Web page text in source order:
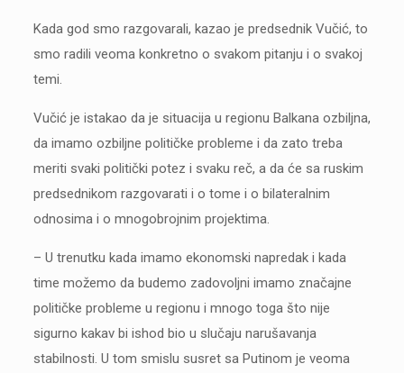
Kada god smo razgovarali, kazao je predsednik Vučić, to
smo radili veoma konkretno o svakom pitanju i o svakoj
temi.
Vučić je istakao da je situacija u regionu Balkana ozbiljna,
da imamo ozbiljne političke probleme i da zato treba
meriti svaki politički potez i svaku reč, a da će sa ruskim
predsednikom razgovarati i o tome i o bilateralnim
odnosima i o mnogobrojnim projektima.
– U trenutku kada imamo ekonomski napredak i kada
time možemo da budemo zadovoljni imamo značajne
političke probleme u regionu i mnogo toga što nije
sigurno kakav bi ishod bio u slučaju narušavanja
stabilnosti. U tom smislu susret sa Putinom je veoma